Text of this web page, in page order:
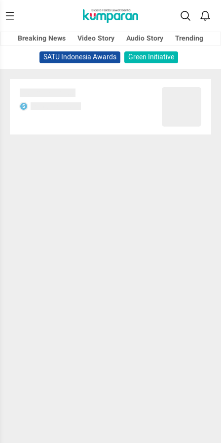
Breaking News Video Story Audio Story
Trending
SATU Indonesia Awards
Green Initiative
S